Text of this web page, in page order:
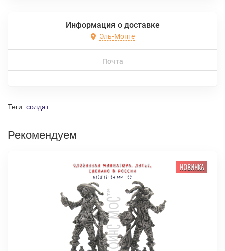
Информация о доставке
Эль-Монте
Почта
Теги: солдат
Рекомендуем
НОВИНКА